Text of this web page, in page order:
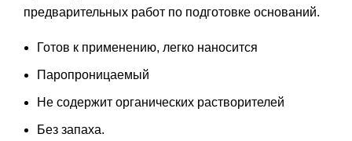
предварительных работ по подготовке оснований.
Готов к применению, легко наносится
Паропроницаемый
Не содержит органических растворителей
Без запаха.